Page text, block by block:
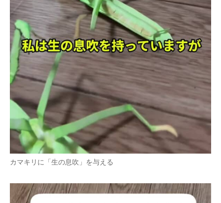
カマキリに「生の息吹」を与える